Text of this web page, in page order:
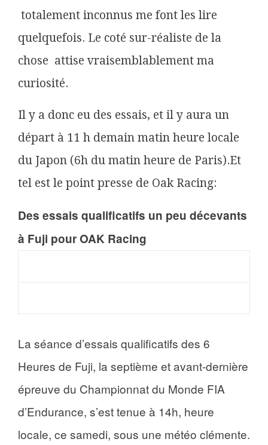
totalement inconnus me font les lire
quelquefois. Le coté sur-réaliste de la
chose attise vraisemblablement ma
curiosité.
Il y a donc eu des essais, et il y aura un
départ à 11 h demain matin heure locale
du Japon (6h du matin heure de Paris).Et
tel est le point presse de Oak Racing:
Des essais qualificatifs un peu décevants
à Fuji pour OAK Racing
La séance d’essais qualificatifs des 6
Heures de Fuji, la septième et avant-dernière
épreuve du Championnat du Monde FIA
d’Endurance, s’est tenue à 14h, heure
locale, ce samedi, sous une météo clémente.